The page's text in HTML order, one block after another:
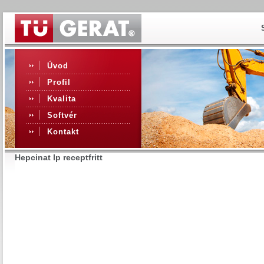
Úvod
Profil
Kvalita
Softvér
Kontakt
Hepcinat lp receptfritt